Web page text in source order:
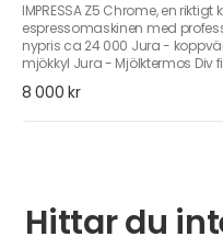
IMPRESSA Z5 Chrome, en
espressomaskinen med
nypris ca 24 000 Jura -
mjökkyl Jura - Mjölktermos
8 000 kr
Hittar du